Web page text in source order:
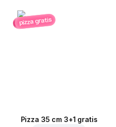
pizza gratis
Pizza 35 cm 3+1 gratis